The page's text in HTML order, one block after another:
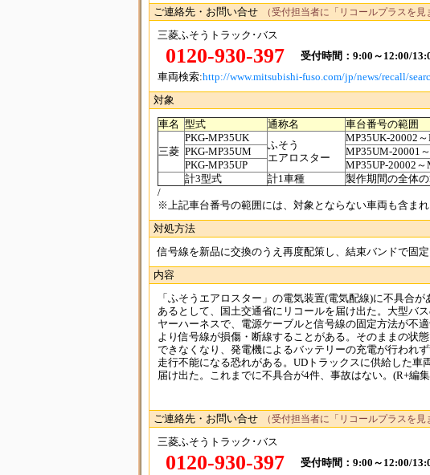
ご連絡先・お問い合せ
（受付担当者に「リコールプラスを見
三菱ふそうトラック･バス
0120-930-397
受付時間：9:00～12:00/
車両検索:http://www.mitsubishi-fuso.com/jp/news/recall/
対象
車名 型式 通称名 車台番号の範囲
三菱
PKG‐MP35UK
ふそう
エアロスター
MP35UK-20002
PKG‐MP35UM
MP35UM-20001
PKG‐MP35UP
MP35UP-20002～
計3型式
計1車種 製作期間の全体
/
※上記車台番号の範囲には、対象とならない車両も含まれ
対処方法
信号線を新品に交換のうえ再度配策し、結束バンドで固定
内容
「ふそうエアロスター」の電気装置(電気配線)に不具合
あるとして、国土交通省にリコールを届け出た。大型バ
ヤーハーネスで、電源ケーブルと信号線の固定方法が不
より信号線が損傷・断線することがある。そのままの状
できなくなり、発電機によるバッテリーの充電が行われ
走行不能になる恐れがある。UDトラックスに供給した車
届け出た。これまでに不具合が4件、事故はない。(R+編
ご連絡先・お問い合せ （受付担当者に「リコールプラスを見
三菱ふそうトラック･バス
0120-930-397
受付時間：9:00～12:00/